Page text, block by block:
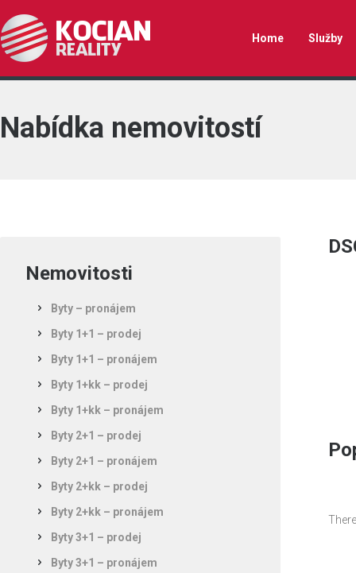
Home Služby
Nabídka nemovitostí
Nemovitosti
Byty – pronájem
Byty 1+1 – prodej
Byty 1+1 – pronájem
Byty 1+kk – prodej
Byty 1+kk – pronájem
Byty 2+1 – prodej
Byty 2+1 – pronájem
Byty 2+kk – prodej
Byty 2+kk – pronájem
Byty 3+1 – prodej
Byty 3+1 – pronájem